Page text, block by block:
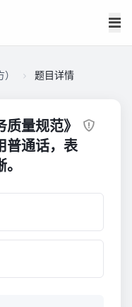
题目详情
质量规范》
普通话，表